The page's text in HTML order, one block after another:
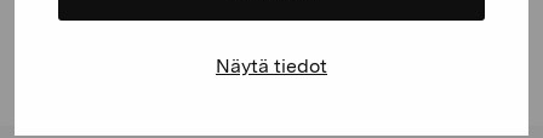
Näytä tiedot
Linkedin